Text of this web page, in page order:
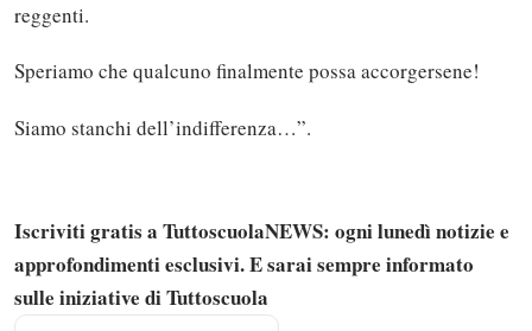
reggenti.
Speriamo che qualcuno finalmente possa accorgersene!
Siamo stanchi dell’indifferenza…”.
Iscriviti gratis a TuttoscuolaNEWS: ogni lunedì notizie e
approfondimenti esclusivi. E sarai sempre informato
sulle iniziative di Tuttoscuola
Solo gli utenti registrati possono
commentare!